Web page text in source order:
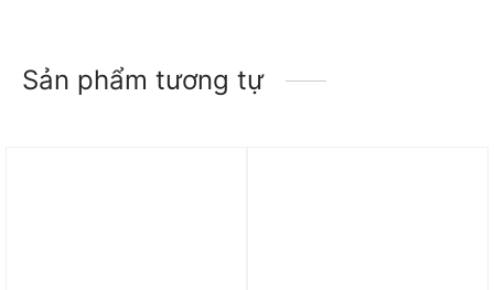
Sản phẩm tương tự